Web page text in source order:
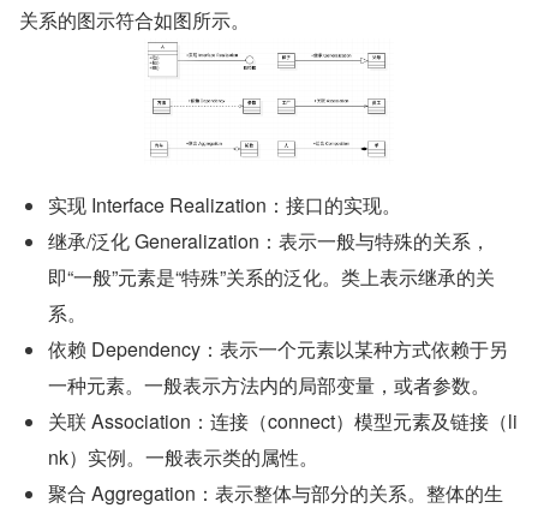
关系的图示符合如图所示。
实现 Interface Realization：接口的实现。
继承/泛化 Generalization：表示一般与特殊的关系，
即“一般”元素是“特殊”关系的泛化。类上表示继承的关
系。
依赖 Dependency：表示一个元素以某种方式依赖于另
一种元素。一般表示方法内的局部变量，或者参数。
关联 Association：连接（connect）模型元素及链接（li
nk）实例。一般表示类的属性。
聚合 Aggregation：表示整体与部分的关系。整体的生